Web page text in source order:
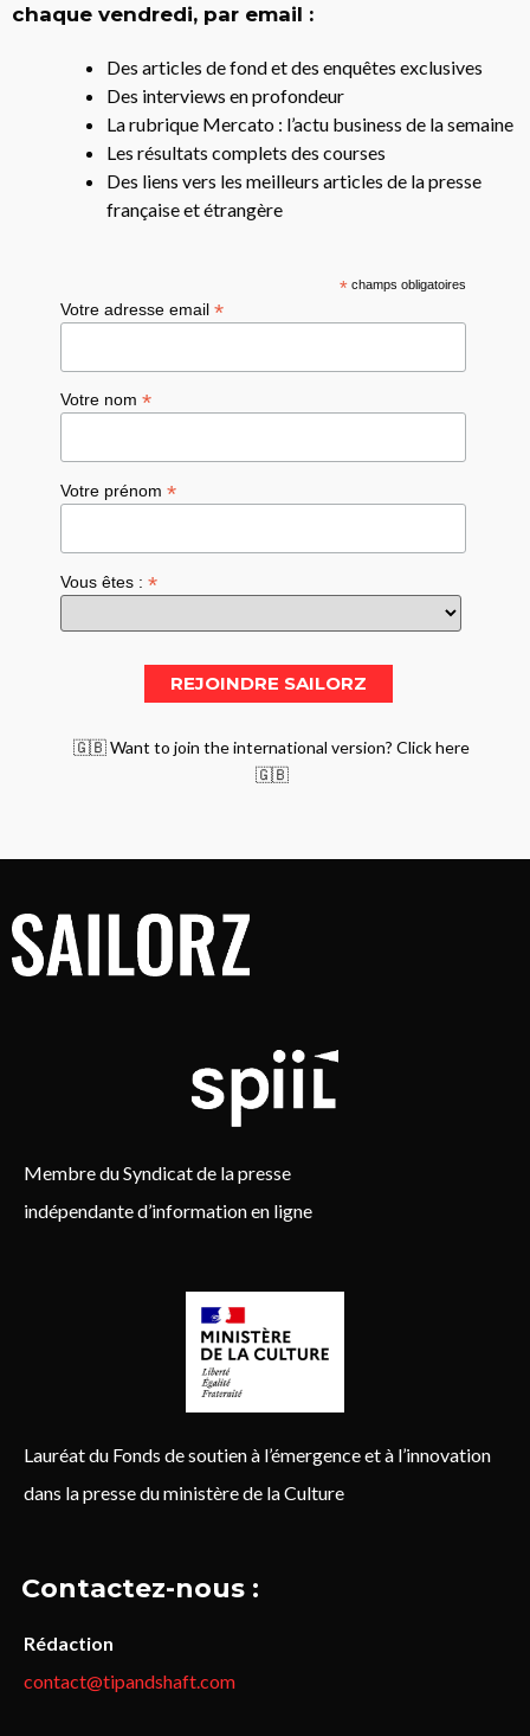
chaque vendredi, par email :
Des articles de fond et des enquêtes exclusives
Des interviews en profondeur
La rubrique Mercato : l’actu business de la semaine
Les résultats complets des courses
Des liens vers les meilleurs articles de la presse
française et étrangère
*champs obligatoires
Votre adresse email*
Votre nom*
Votre prénom*
Vous êtes :*
🇬🇧 Want to join the international version? Click here
🇬🇧
Membre du Syndicat de la presse
indépendante d’information en ligne
Lauréat du Fonds de soutien à l’émergence et à l’innovation
dans la presse du ministère de la Culture
Contactez-nous :
Rédaction
contact@tipandshaft.com